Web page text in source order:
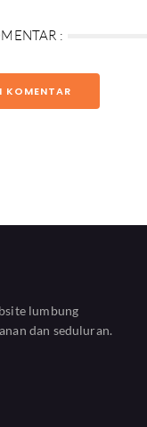
:
KOMENTAR
lumbung
dan seduluran.